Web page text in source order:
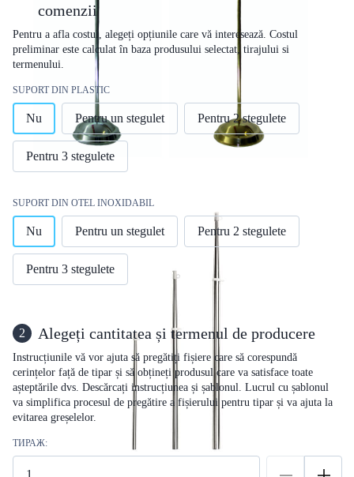
comenzii
Pentru a afla costul, alegeți opțiunile care vă interesează. Costul
preliminar este calculat în baza produsului selectat, tirajului si
termenului.
SUPORT DIN PLASTIC
Nu Pentru un stegulet Pentru 2 stegulete
Pentru 3 stegulete
SUPORT DIN OTEL INOXIDABIL
Nu Pentru un stegulet Pentru 2 stegulete
Pentru 3 stegulete
2 Alegeți cantitatea și termenul de producere
Instrucțiunile vă vor ajuta să pregătiți fișiere care să corespundă
cerințelor față de tipar și să obțineți produsul care va satisface toate
așteptările dvs. Descărcați instrucțiunea și șablonul. Lucrul cu șablonul
va simplifica procesul de pregătire a fișierului pentru tipar și va ajuta la
evitarea greșelelor.
ТИРАЖ: